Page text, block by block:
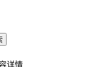
详情